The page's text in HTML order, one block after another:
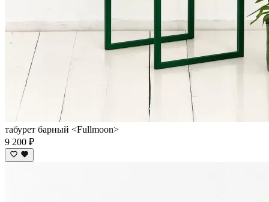
табурет барный <Fullmoon>
9 200 ₽